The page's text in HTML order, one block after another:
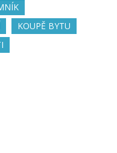
KOUPĚ BYTU